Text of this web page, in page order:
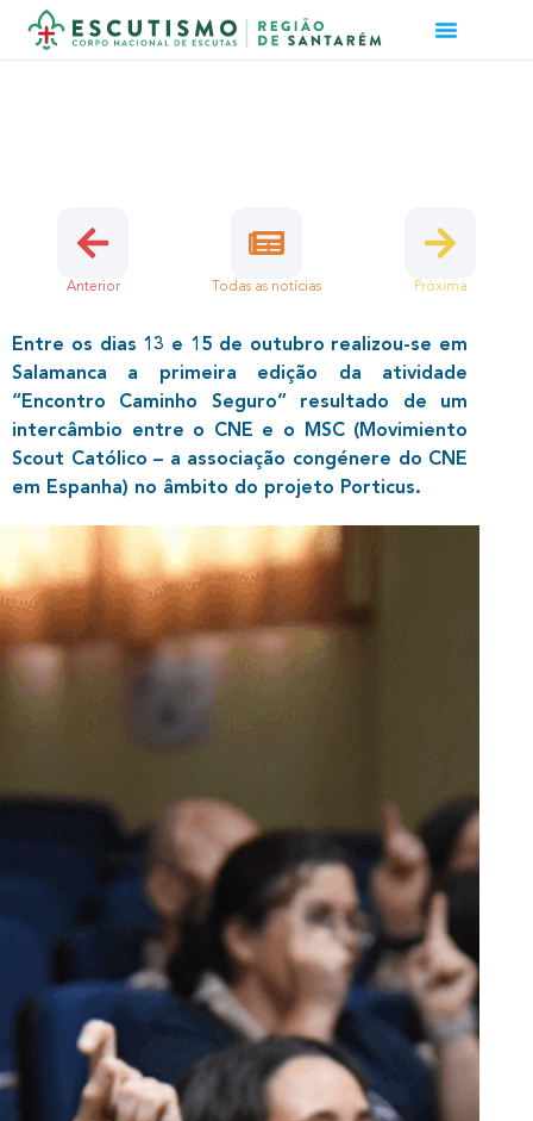
Anterior Todas as notícias Próxima
Entre os dias 13 e 15 de outubro realizou-se em
Salamanca a primeira edição da atividade
“Encontro Caminho Seguro” resultado de um
intercâmbio entre o CNE e o MSC (Movimiento
Scout Católico – a associação congénere do CNE
em Espanha) no âmbito do projeto Porticus.